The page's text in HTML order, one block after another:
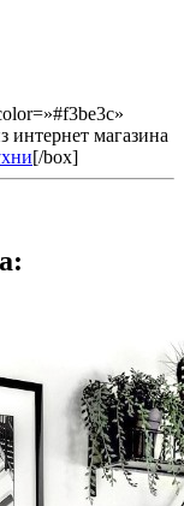
интернет магазина
[/box]